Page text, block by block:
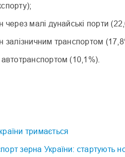
через малі дунайські порти
залізничним транспортом
(10,1%).
тримається
зерна України: стартують